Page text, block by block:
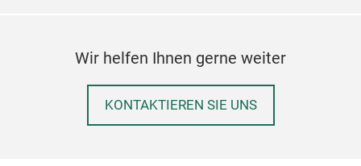
Wir helfen Ihnen gerne weiter
KONTAKTIEREN SIE UNS